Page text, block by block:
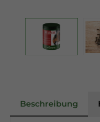
Beschreibung